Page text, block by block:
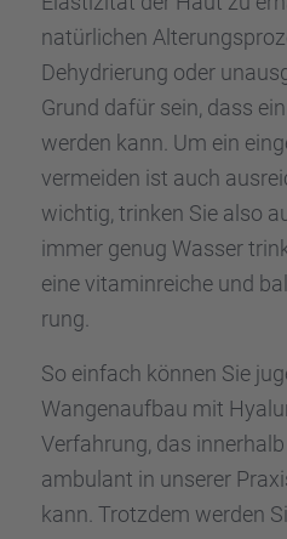
natür­li­chen
Dehydrie­rung oder
Grund dafür sein, dass
werden kann. Um ein
vermei­den ist auch
wichtig, trinken Sie also
immer genug Wasser
eine vitamin­rei­che und
rung.
So einfach können Sie
Wangen­auf­bau mit
Verfah­rung, das
ambulant in unserer
kann. Trotz­dem werden